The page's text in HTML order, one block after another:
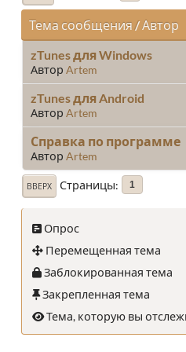
Тема сообщения / Автор
zTunes для Windows
Автор Artem
zTunes для Android
Автор Artem
Справка по программе
Автор Artem
ВВЕРХ Страницы 1
Опрос
Перемещенная тема
Заблокированная тема
Закрепленная тема
Тема, которую вы